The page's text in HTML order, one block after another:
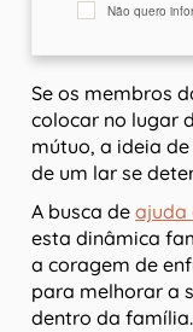
Não quero
Se os membros
colocar no lugar
mútuo, a ideia
de um lar se
A busca de ajuda
esta dinâmica
a coragem de
para melhorar a
dentro da família.